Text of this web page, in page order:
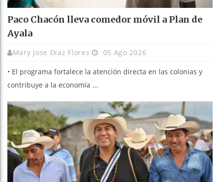
Paco Chacón lleva comedor móvil a Plan de
Ayala
Mary Jose Díaz Flores 05 Ago 2026
• El programa fortalece la atención directa en las colonias y
contribuye a la economía ...